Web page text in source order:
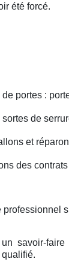
été forcé.
portes :
de
et
des
savoir-